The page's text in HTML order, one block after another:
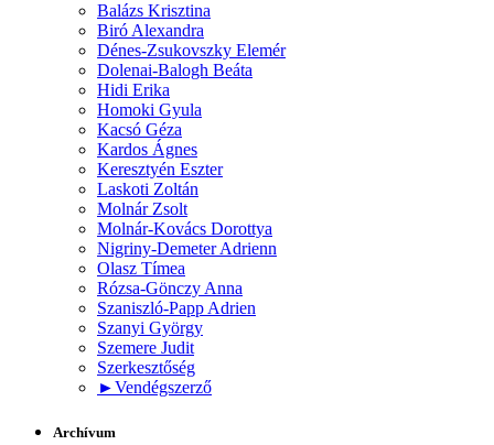
Balázs Krisztina
Biró Alexandra
Dénes-Zsukovszky Elemér
Dolenai-Balogh Beáta
Hidi Erika
Homoki Gyula
Kacsó Géza
Kardos Ágnes
Keresztyén Eszter
Laskoti Zoltán
Molnár Zsolt
Molnár-Kovács Dorottya
Nigriny-Demeter Adrienn
Olasz Tímea
Rózsa-Gönczy Anna
Szaniszló-Papp Adrien
Szanyi György
Szemere Judit
Szerkesztőség
►Vendégszerző
Archívum